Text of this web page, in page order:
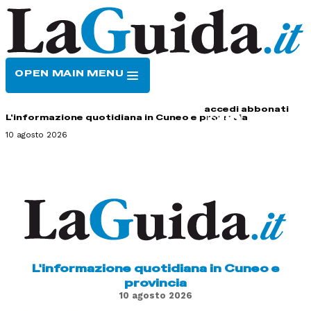
OPEN MAIN MENU
accedi abbonati
L'informazione quotidiana in Cuneo e provincia
10 agosto 2026
L'informazione quotidiana in Cuneo e
provincia
10 agosto 2026